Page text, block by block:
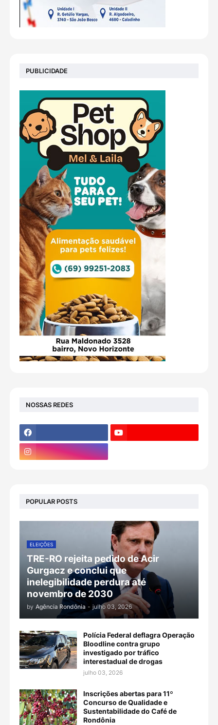
PUBLICIDADE
NOSSAS REDES
POPULAR POSTS
ELEIÇÕES
TRE-RO rejeita pedido de Acir
Gurgacz e conclui que
inelegibilidade perdura até
novembro de 2030
by Agência Rondônia - julho 03, 2026
Polícia Federal deflagra Operação
Bloodline contra grupo
investigado por tráfico
interestadual de drogas
julho 03, 2026
Inscrições abertas para 11º
Concurso de Qualidade e
Sustentabilidade do Café de
Rondônia